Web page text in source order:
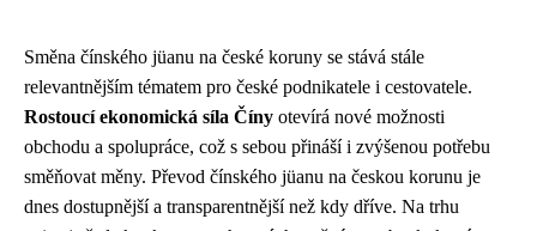
Směna čínského jüanu na české koruny se stává stále
relevantnějším tématem pro české podnikatele i cestovatele.
Rostoucí ekonomická síla Číny otevírá nové možnosti
obchodu a spolupráce, což s sebou přináší i zvýšenou potřebu
směňovat měny. Převod čínského jüanu na českou korunu je
dnes dostupnější a transparentnější než kdy dříve. Na trhu